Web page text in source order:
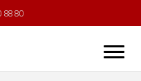
88 80